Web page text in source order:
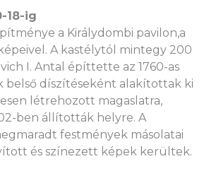
18-ig
a Királydombi pavilon,a
A kastélytól mintegy 200
I. Antal építtette az 1760-as
belső díszítéseként alakítottak ki
létrehozott magaslatra,
ben állították helyre. A
festmények másolatai
és színezett képek kerültek.